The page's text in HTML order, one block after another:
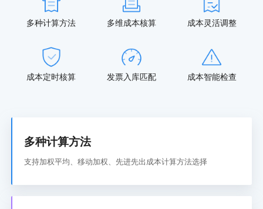
多种计算方法 多维成本核算 成本灵活调整
成本定时核算 发票入库匹配 成本智能检查
多种计算方法
支持加权平均、移动加权、先进先出成本计算方法选择